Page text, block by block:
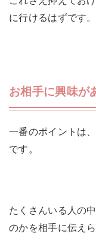
に行けるはずです。
お相手に興味が
一番のポイントは、
です。
たくさんいる人の
のかを相手に伝え